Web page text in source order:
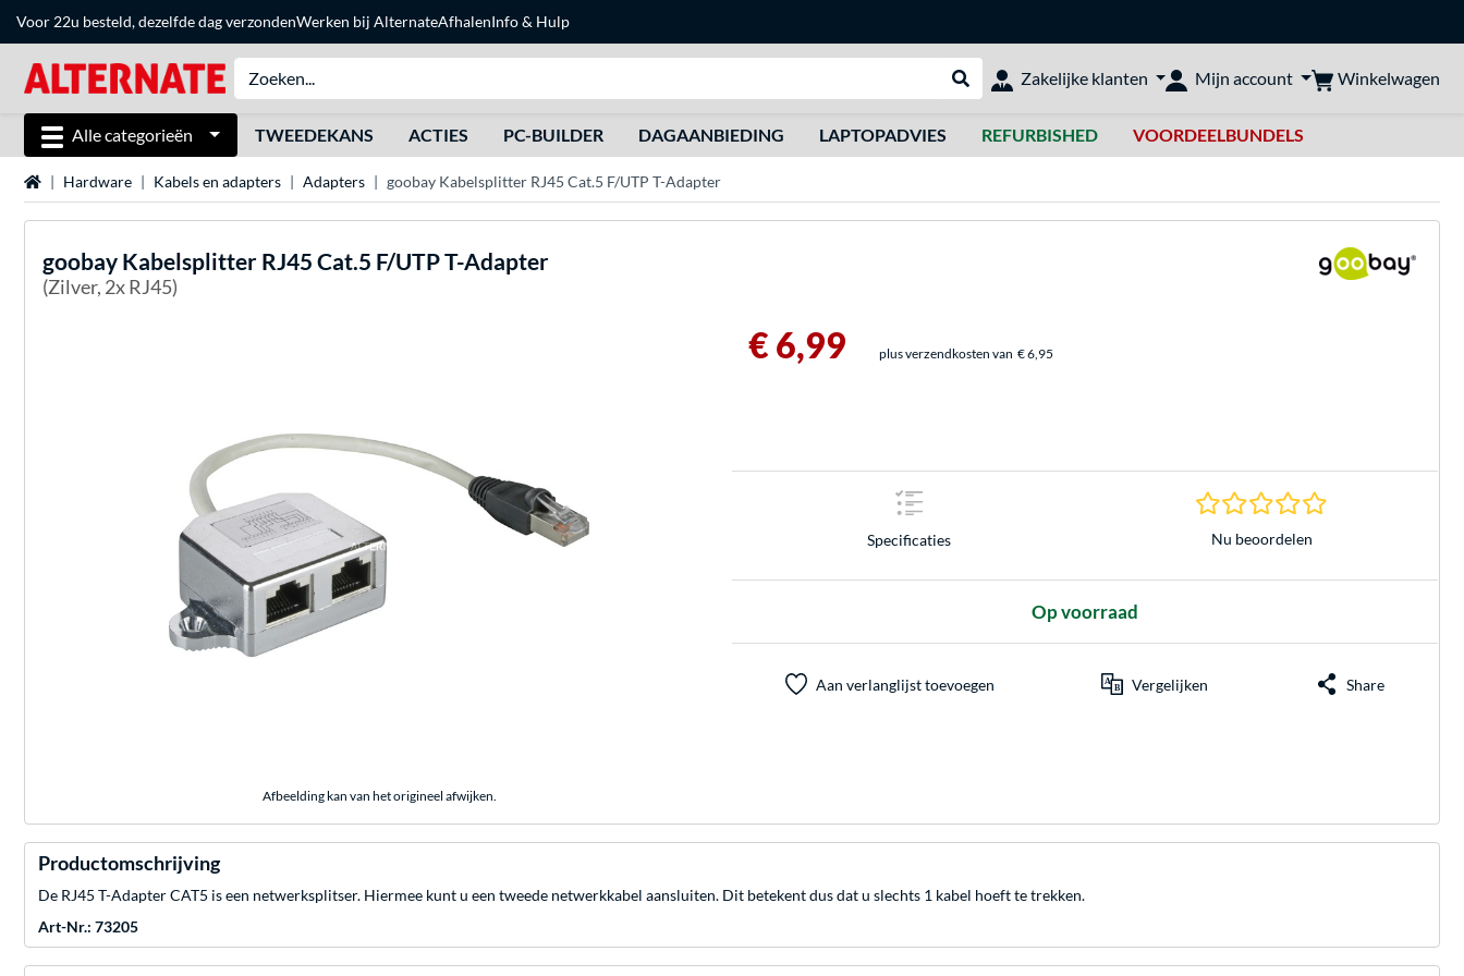
Voor 22u besteld, dezelfde dag verzondenWerken bij AlternateAfhalenInfo & Hulp
Webshop doorzoeken
Zakelijke klanten Mijn account Winkelwagen
Alle categorieën TWEEDEKANS ACTIES PC-BUILDER DAGAANBIEDING LAPTOPADVIES REFURBISHED VOORDEELBUNDELS
Home Hardware Kabels en adapters Adapters goobay Kabelsplitter RJ45 Cat.5 F/UTP T-Adapter
goobay Kabelsplitter RJ45 Cat.5 F/UTP T-Adapter
(Zilver, 2x RJ45)
Afbeelding kan van het origineel afwijken.
€ 6,99 plus verzendkosten van € 6,95
Specificaties
0.0 sterren
Nu beoordelen
Op voorraad
Aan verlanglijst toevoegen Vergelijken Share
Productomschrijving
De RJ45 T-Adapter CAT5 is een netwerksplitser. Hiermee kunt u een tweede netwerkkabel aansluiten. Dit betekent dus dat u slechts 1 kabel hoeft te trekken.
Art-Nr.: 73205